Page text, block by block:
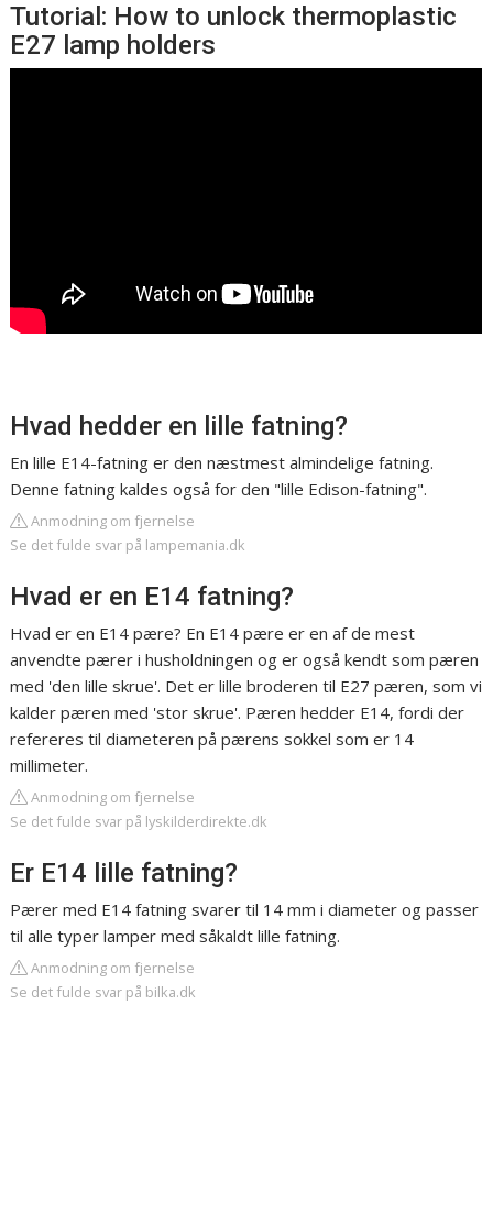
Tutorial: How to unlock thermoplastic
E27 lamp holders
Hvad hedder en lille fatning?
En lille E14-fatning er den næstmest almindelige fatning.
Denne fatning kaldes også for den "lille Edison-fatning".
Anmodning om fjernelse
Se det fulde svar på lampemania.dk
Hvad er en E14 fatning?
Hvad er en E14 pære? En E14 pære er en af ​​de mest
anvendte pærer i husholdningen og er også kendt som pæren
med 'den lille skrue'. Det er lille broderen til E27 pæren, som vi
kalder pæren med 'stor skrue'. Pæren hedder E14, fordi der
refereres til diameteren på pærens sokkel som er 14
millimeter.
Anmodning om fjernelse
Se det fulde svar på lyskilderdirekte.dk
Er E14 lille fatning?
Pærer med E14 fatning svarer til 14 mm i diameter og passer
til alle typer lamper med såkaldt lille fatning.
Anmodning om fjernelse
Se det fulde svar på bilka.dk